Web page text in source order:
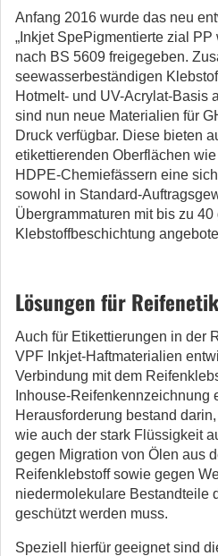
Anfang 2016 wurde das neu
„Inkjet SpePigmentierte zial PP
nach BS 5609 freigegeben.
seewasserbeständigen
Hotmelt- und UV-Acrylat-Basis
sind nun neue Materialien für
Druck verfügbar. Diese bieten
etikettierenden Oberflächen
HDPE-Chemiefässern eine
sowohl in Standard-
Übergrammaturen mit bis zu 40
Klebstoffbeschichtung
Lösungen für
Auch für Etikettierungen in der
VPF Inkjet-Haftmaterialien
Verbindung mit dem
Inhouse-Reifenkennzeichnung
Herausforderung bestand
wie auch der stark Flüssigkeit
gegen Migration von Ölen aus
Reifenklebstoff sowie gegen
niedermolekulare Bestandteile
geschützt werden muss.
Speziell hierfür geeignet sind